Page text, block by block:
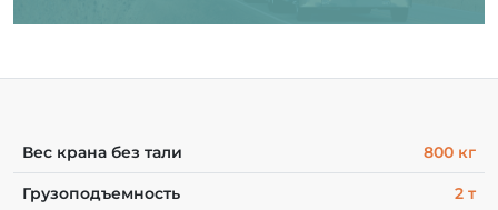
Вес крана без тали 800 кг
Грузоподъемность 2 т